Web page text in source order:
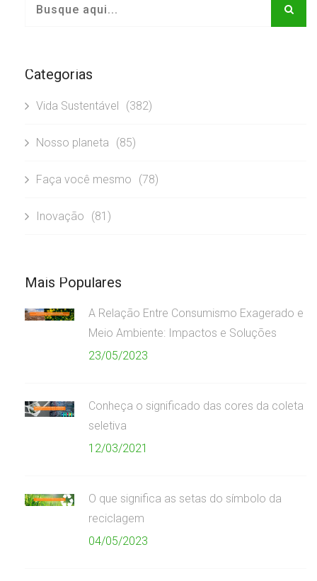
Categorias
Vida Sustentável (382)
Nosso planeta (85)
Faça você mesmo (78)
Inovação (81)
Mais Populares
A Relação Entre Consumismo Exagerado e
Meio Ambiente: Impactos e Soluções
23/05/2023
Conheça o significado das cores da coleta
seletiva
12/03/2021
O que significa as setas do símbolo da
reciclagem
04/05/2023